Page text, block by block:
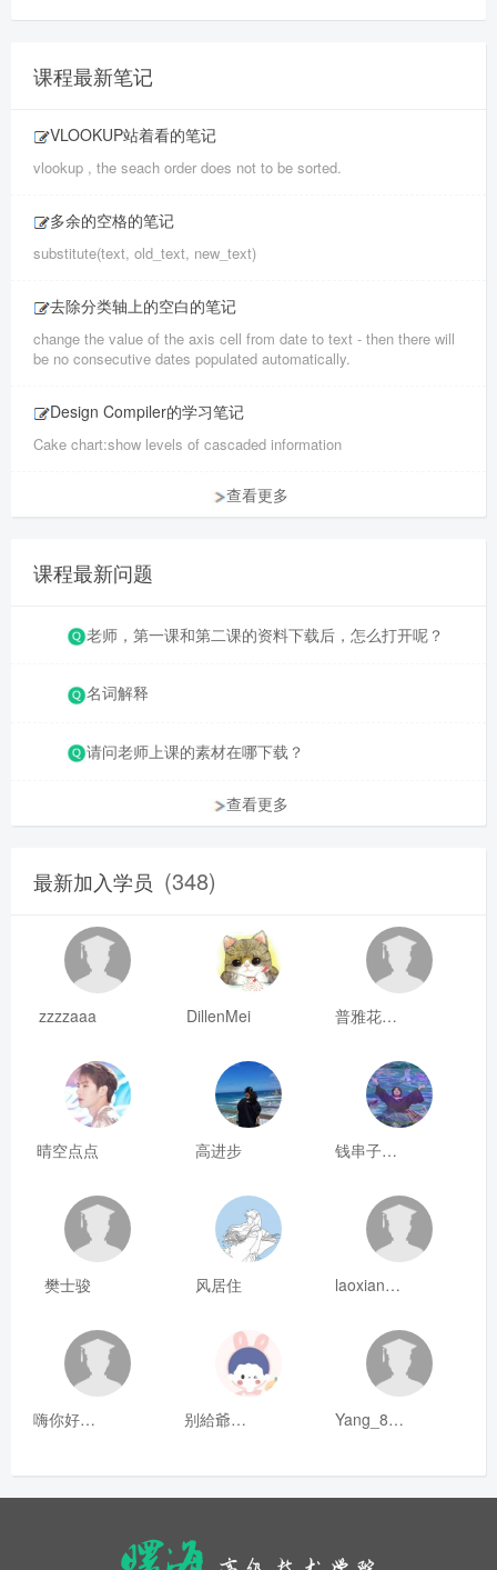
课程最新笔记
VLOOKUP站着看的笔记
vlookup , the seach order does not to be sorted.
多余的空格的笔记
substitute(text, old_text, new_text)
去除分类轴上的空白的笔记
change the value of the axis cell from date to text - then there will
be no consecutive dates populated automatically.
Design Compiler的学习笔记
Cake chart:show levels of cascaded information
查看更多
课程最新问题
老师，第一课和第二课的资料下载后，怎么打开呢？
名词解释
请问老师上课的素材在哪下载？
查看更多
最新加入学员 (348)
zzzzaaa DillenMei 普雅花qya
晴空点点 高进步 钱串子123
樊士骏 风居住 laoxianrou
嗨你好8mm 别給爺装纯 Yang_811